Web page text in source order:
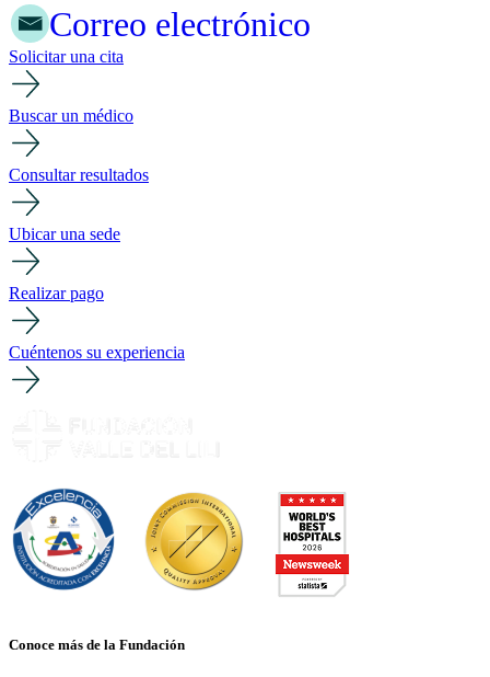
Correo electrónico
Solicitar una cita
Buscar un médico
Consultar resultados
Ubicar una sede
Realizar pago
Cuéntenos su experiencia
Conoce más de la Fundación